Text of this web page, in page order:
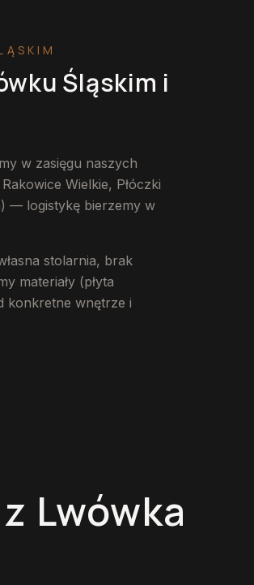
Śląskim i
w zasięgu naszych
Wielkie, Płóczki
— logistykę bierzemy w
stolarnia, brak
materiały (płyta
konkretne wnętrze i
Lwówka